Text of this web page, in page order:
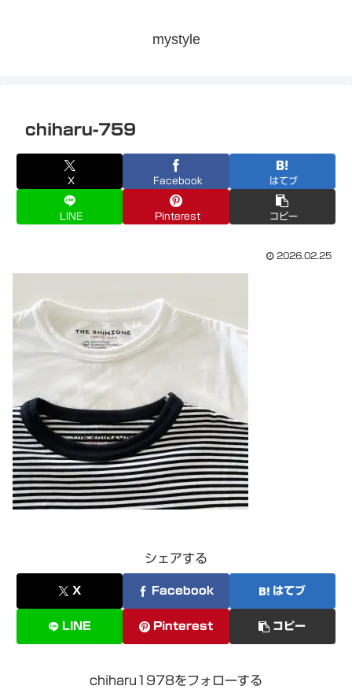
mystyle
chiharu-759
X Facebook はてブ
LINE Pinterest コピー
2026.02.25
シェアする
X Facebook はてブ
LINE Pinterest コピー
chiharu1978をフォローする